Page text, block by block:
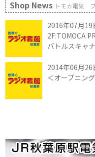
Shop News トモカ電気
2016年07月19
2F:TOMOCA
バトルスキャ
2014年06月26
＜オープニン